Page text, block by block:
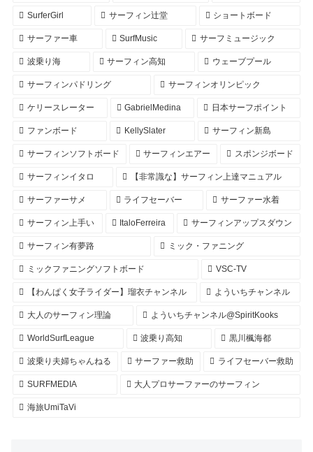
SurferGirl サーフィン辻堂 ショートボード
サーファー車 SurfMusic サーフミュージック
波乗り海 サーフィン高知 ウェーブプール
サーフィンパドリング サーフィンオリンピック
ケリースレーター GabrielMedina 日本サーフポイント
ファンボード KellySlater サーフィン新島
サーフィンソフトボード サーフィンエアー スポンジボード
サーフィンイタロ 【非常識な】サーフィン上達マニュアル
サーファーサメ ライフセーバー サーファー水着
サーフィン上手い ItaloFerreira サーフィンアップスダウン
サーフィン有夢路 ミック・ファニング
ミックファニングソフトボード VSC-TV
【わんぱく女子ライダー】瑠衣チャンネル よういちチャンネル
大人のサーフィン理論 よういちチャンネル@SpiritKooks
WorldSurfLeague 波乗り高知 黒川楓海都
波乗り夫婦ちゃんねる サーファー救助 ライフセーバー救助
SURFMEDIA 大人プロサーファーのサーフィン
海旅UmiTaVi